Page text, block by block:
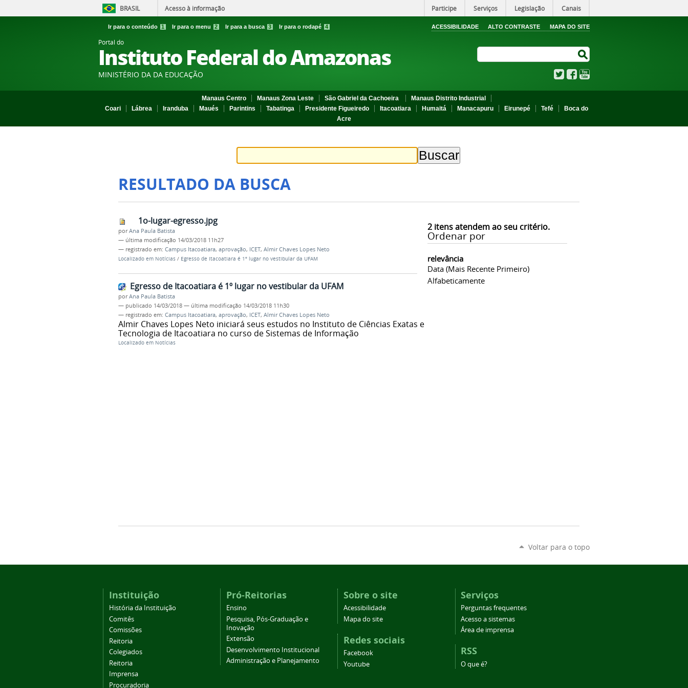
BRASIL Acesso à informação Participe Serviços Legislação Canais
Ir para o conteúdo 1 Ir para o menu 2 Ir para a busca 3 Ir para o rodapé 4 ACESSIBILIDADE ALTO CONTRASTE MAPA DO SITE
Portal do
Instituto Federal do Amazonas
MINISTÉRIO DA DA EDUCAÇÃO TwitterFacebook
Manaus Centro Manaus Zona Leste São Gabriel da Cachoeira
Manaus Distrito Industrial
Coari
Lábrea Iranduba Maués Parintins Tabatinga Presidente Figueiredo Itacoatiara Humaitá Manacapuru Eirunepé Tefé
Boca do
Acre
RESULTADO DA BUSCA
2itens atendem ao seu critério.
Ordenar por
relevância
Data (mais Recente Primeiro)
Alfabeticamente
1o-lugar-egresso.jpg
porAna Paula Batista
— última modificação 14/03/2018 11h27
— registrado em: Campus Itacoatiara, aprovação, ICET, Almir Chaves Lopes Neto
Localizado em Notícias / Egresso de Itacoatiara é 1º lugar no vestibular da UFAM
Egresso de Itacoatiara é 1º lugar no vestibular da UFAM
porAna Paula Batista
— publicado 14/03/2018 — última modificação 14/03/2018 11h30
— registrado em: Campus Itacoatiara, aprovação, ICET, Almir Chaves Lopes Neto
Almir Chaves Lopes Neto iniciará seus estudos no Instituto de Ciências Exatas e
Tecnologia de Itacoatiara no curso de Sistemas de Informação
Localizado em Notícias
Voltar para o topo
Instituição
História da Instituição
Comitês
Comissões
Reitoria
Colegiados
Reitoria
Imprensa
Procuradoria
Pró-Reitorias
Ensino
Pesquisa, Pós-Graduação e
Inovação
Extensão
Desenvolvimento Institucional
Administração e Planejamento
Sobre o site
Acessibilidade
Mapa do site
Redes sociais
Facebook
Youtube
Serviços
Perguntas frequentes
Acesso a sistemas
Área de imprensa
RSS
O que é?